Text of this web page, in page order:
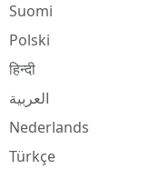
Suomi
Polski
हिन्दी
العربية
Nederlands
Türkçe